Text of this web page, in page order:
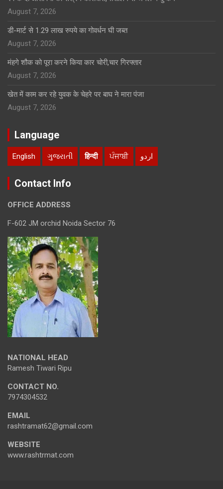
August 7, 2026
डी-मार्ट से 1.29 लाख रुपये का गोवर्धन घी जब्त
August 7, 2026
मंहगे शौक को पूरा करने किया कार चोरी,चार गिरफ्तार
August 7, 2026
खेत में काम कर रहे युवक के चेहरे पर बाघ ने मारा पंजा
August 7, 2026
Language
English ગુજરાતી हिन्दी ਪੰਜਾਬੀ اردو
Contact Info
OFFICE ADDRESS
F-602 JM orchid Noida Sector 76
NATIONAL HEAD
Ramesh Tiwari Ripu
CONTACT NO.
7974304532
EMAIL
rashtramat62@gmail.com
WEBSITE
www.rashtrmat.com